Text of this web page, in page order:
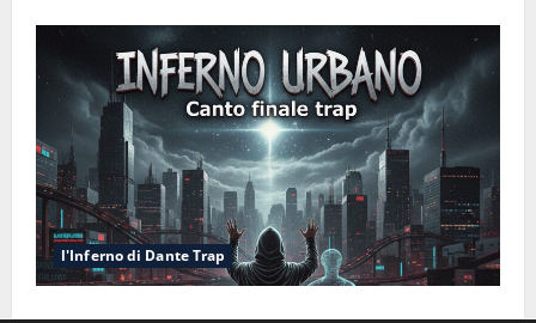
l'Inferno di Dante Trap